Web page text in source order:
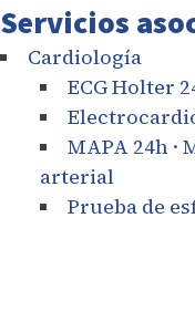
Servicios
Cardiología
ECG Holter
MAPA 24h
arterial
Prueba de